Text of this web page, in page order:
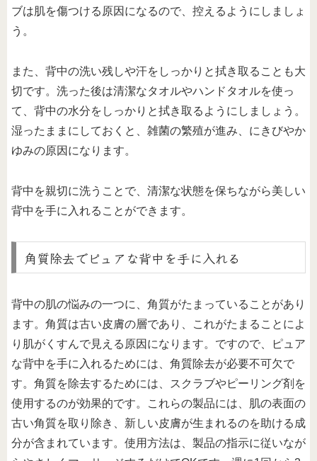
ブは肌を傷つける原因になるので、控えるようにしましょ
う。
また、背中の洗い残しや汗をしっかりと拭き取ることも大
切です。洗った後は清潔なタオルやハンドタオルを使っ
て、背中の水分をしっかりと拭き取るようにしましょう。
湿ったままにしておくと、雑菌の繁殖が進み、にきびやか
ゆみの原因になります。
背中を親切に洗うことで、清潔な状態を保ちながら美しい
背中を手に入れることができます。
角質除去でピュアな背中を手に入れる
背中の肌の悩みの一つに、角質がたまっていることがあり
ます。角質は古い皮膚の層であり、これがたまることによ
り肌がくすんで見える原因になります。ですので、ピュア
な背中を手に入れるためには、角質除去が必要不可欠で
す。角質を除去するためには、スクラブやピーリング剤を
使用するのが効果的です。これらの製品には、肌の表面の
古い角質を取り除き、新しい皮膚が生まれるのを助ける成
分が含まれています。使用方法は、製品の指示に従いなが